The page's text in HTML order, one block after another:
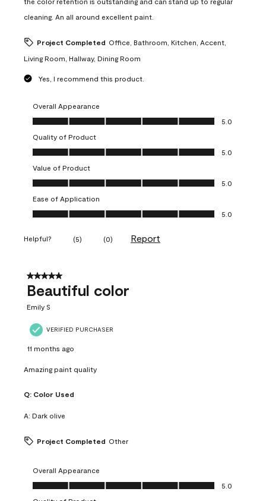
cleaning. An all around excellent paint.
Project Completed Office, Bathroom, Kitchen, Accent,
Living Room, Hallway, Dining Room
Yes, I recommend this product.
Overall Appearance
Overall Appearance, 5.0 out of 5
5.0
Quality of Product
Quality of Product, 5.0 out of 5
5.0
Value of Product
Value of Product, 5.0 out of 5
5.0
Ease of Application
Ease of Application, 5.0 out of 5
5.0
Helpful? (5) (0) Report
5 out of 5 stars.
Beautiful color
Emily S
VERIFIED PURCHASER
11 months ago
Amazing paint quality
Q: Color Used
A: Dark olive
Project Completed Other
Overall Appearance
Overall Appearance, 5.0 out of 5
5.0